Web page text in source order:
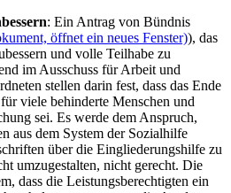
: Ein Antrag von Bündnis
öffnet ein neues Fenster)), das
und volle Teilhabe zu
im Ausschuss für Arbeit und
stellen darin fest, dass das Ende
viele behinderte Menschen und
sei. Es werde dem Anspruch,
aus dem System der Sozialhilfe
über die Eingliederungshilfe zu
umzugestalten, nicht gerecht. Die
dass die Leistungsberechtigten ein